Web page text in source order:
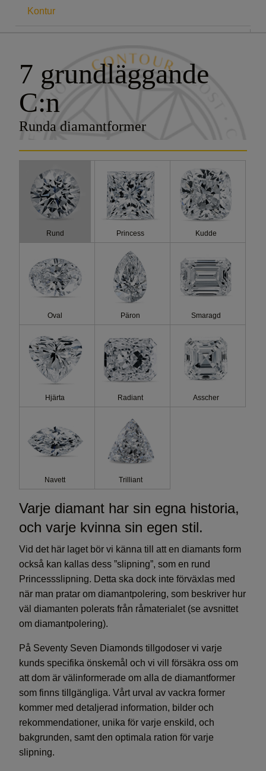
Karat
Färg
Klarhet
Slipning
Certificering
Kontur
Kostand
7 grundläggande
C:n
Runda diamantformer
Rund Princess Kudde
Oval Päron Smaragd
Hjärta Radiant Asscher
Navett Trilliant
Varje diamant har sin egna historia,
och varje kvinna sin egen stil.
Vid det här laget bör vi känna till att en diamants form
också kan kallas dess ”slipning”, som en rund
Princessslipning. Detta ska dock inte förväxlas med
när man pratar om diamantpolering, som beskriver hur
väl diamanten polerats från råmaterialet (se avsnittet
om diamantpolering).
På Seventy Seven Diamonds tillgodoser vi varje
kunds specifika önskemål och vi vill försäkra oss om
att dom är välinformerade om alla de diamantformer
som finns tillgängliga. Vårt urval av vackra former
kommer med detaljerad information, bilder och
rekommendationer, unika för varje enskild, och
bakgrunden, samt den optimala ration för varje
slipning.